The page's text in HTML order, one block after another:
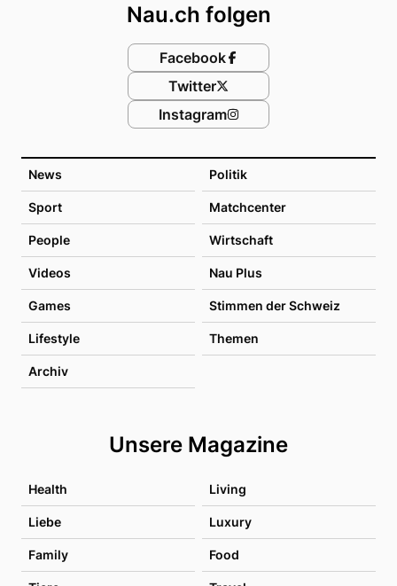
News Politik
Sport Matchcenter
People Wirtschaft
Videos Nau Plus
Games Stimmen der Schweiz
Lifestyle Themen
Archiv
Unsere Magazine
Health Living
Liebe Luxury
Family Food
Nau.ch folgen
Facebook
Twitter
Instagram